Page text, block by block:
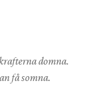
domna.
få somna.